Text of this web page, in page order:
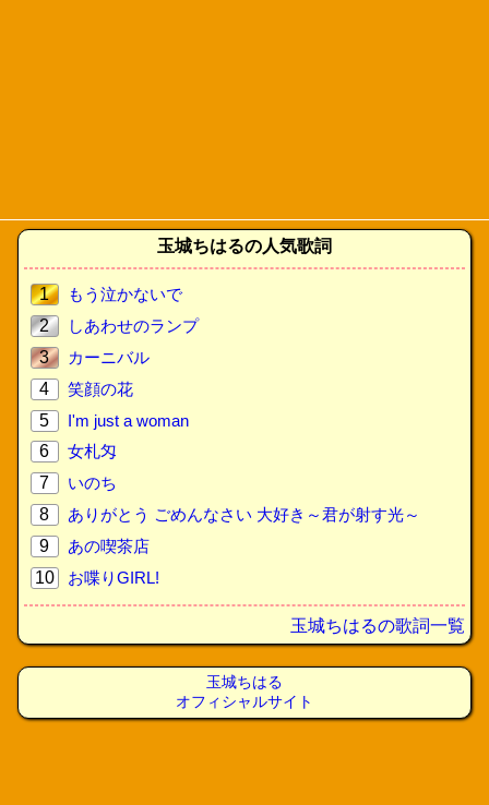
玉城ちはるの人気歌詞
1
もう泣かないで
2
しあわせのランプ
3
カーニバル
4
笑顔の花
5
I'm just a woman
6
女札匁
7
いのち
8
ありがとう ごめんなさい 大好き～君が射す光～
9
あの喫茶店
10
お喋りGIRL!
玉城ちはるの歌詞一覧
玉城ちはる
オフィシャルサイト